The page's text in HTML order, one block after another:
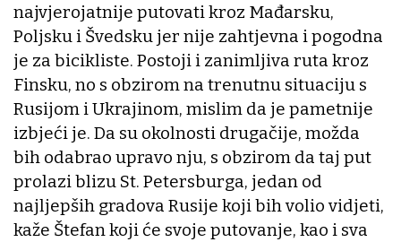
najvjerojatnije putovati kroz Mađarsku,
Poljsku i Švedsku jer nije zahtjevna i pogodna
je za bicikliste. Postoji i zanimljiva ruta kroz
Finsku, no s obzirom na trenutnu situaciju s
Rusijom i Ukrajinom, mislim da je pametnije
izbjeći je. Da su okolnosti drugačije, možda
bih odabrao upravo nju, s obzirom da taj put
prolazi blizu St. Petersburga, jedan od
najljepših gradova Rusije koji bih volio vidjeti,
kaže Štefan koji će svoje putovanje, kao i sva